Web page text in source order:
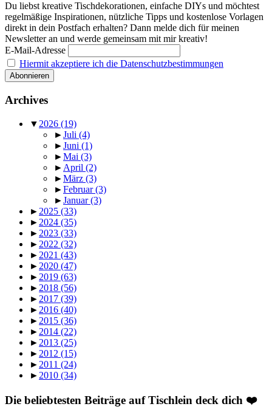
Du liebst kreative Tischdekorationen, einfache DIYs und möchtest
regelmäßige Inspirationen, nützliche Tipps und kostenlose Vorlagen
direkt in dein Postfach erhalten? Dann melde dich für meinen
Newsletter an und werde gemeinsam mit mir kreativ!
E-Mail-Adresse
Hiermit akzeptiere ich die Datenschutzbestimmungen
Archives
▼ 2026 (19)
►Juli (4)
►Juni (1)
►Mai (3)
► April (2)
►März (3)
►Februar(3)
►Januar(3)
► 2025 (33)
► 2024 (35)
► 2023 (33)
► 2022 (32)
► 2021 (43)
► 2020 (47)
► 2019 (63)
► 2018 (56)
► 2017 (39)
► 2016 (40)
► 2015 (36)
► 2014 (22)
► 2013 (25)
► 2012 (15)
► 2011 (24)
► 2010 (34)
Die beliebtesten Beiträge auf Tischlein deck dich ❤️